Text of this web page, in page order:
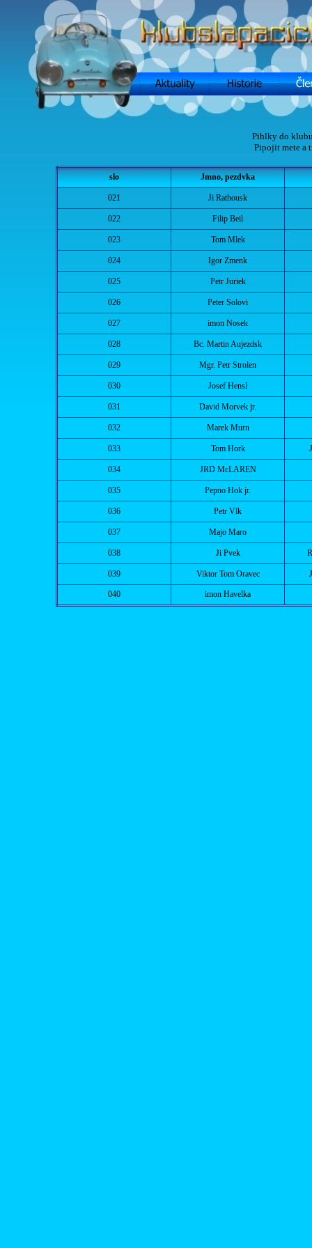
Pihlky do
Pipojit mete a
slo Jmno, pezdvka
021 Ji Rathousk
022 Filip Beil
023 Tom Mlek
024 Igor Zmenk
025 Petr Juriek
026 Peter Solovi
027 imon Nosek
028 Bc. Martin Aujezdsk
029 Mgr. Petr Strolen
030 Josef Hensl
031 David Morvek jr.
032 Marek Murn
033 Tom Hork
034 JRD McLAREN
035 Pepno Hok jr.
036 Petr Vlk
037 Majo Maro
038 Ji Pvek
039 Viktor Tom Oravec
040 imon Havelka